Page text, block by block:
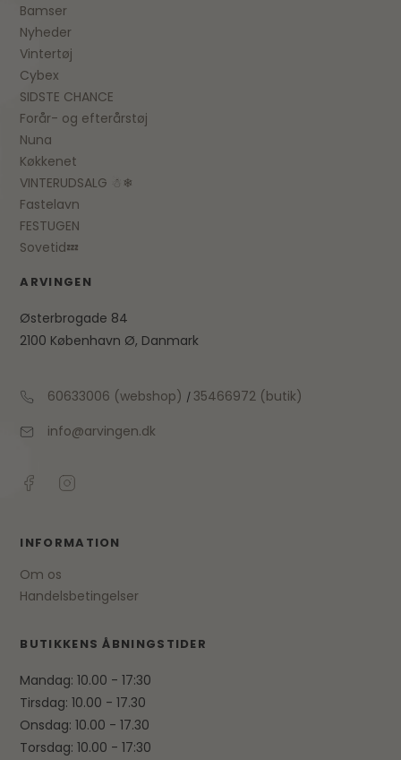
Bamser
Nyheder
Vintertøj
Cybex
SIDSTE CHANCE
Forår- og efterårstøj
Nuna
Køkkenet
VINTERUDSALG ☃❄
Fastelavn
FESTUGEN
Sovetid💤
ARVINGEN
Østerbrogade 84
2100 København Ø, Danmark
60633006 (webshop) / 35466972 (butik)
info@arvingen.dk
INFORMATION
Om os
Handelsbetingelser
BUTIKKENS ÅBNINGSTIDER
Mandag: 10.00 - 17:30
Tirsdag: 10.00 - 17.30
Onsdag: 10.00 - 17.30
Torsdag: 10.00 - 17:30